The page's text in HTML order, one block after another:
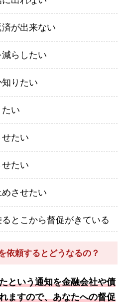
が出来ない
らしたい
りたい
い
たい
たい
させたい
とこから督促がきている
依頼するとどうなるの？
という通知を金融会社や債
ますので、あなたへの督促